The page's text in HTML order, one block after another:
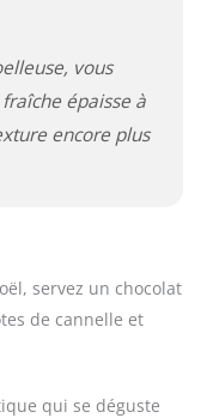
vous
épaisse à
encore plus
servez un chocolat
de cannelle et
qui se déguste